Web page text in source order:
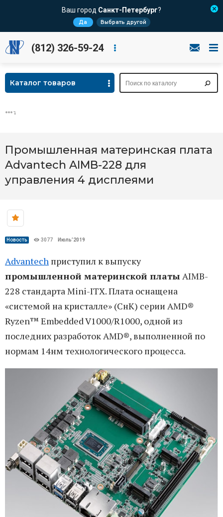
Ваш город Санкт-Петербург?
Да Выбрать другой
(812) 326-59-24
Каталог товаров
Промышленная материнская плата
Advantech AIMB-228 для
управления 4 дисплеями
Новость 3077 Июль’2019
Advantech приступил к выпуску
промышленной материнской платы AIMB-
228 стандарта Mini-ITX. Плата оснащена
«системой на кристалле» (СнК) серии AMD®
Ryzen™ Embedded V1000/R1000, одной из
последних разработок AMD®, выполненной по
нормам 14нм технологического процесса.